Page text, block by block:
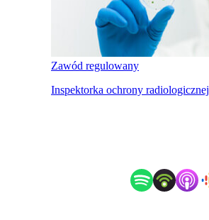
Zawód regulowany
Inspektorka ochrony radiologicznej